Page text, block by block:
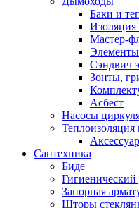
Баки и
Изоляция
Мастер-
Сэндвич
Зонты,
Асбест
Насосы
Теплоизоляция
Сантехника
Биде
Запорная
Шторы